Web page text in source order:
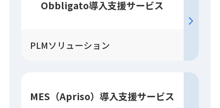
Obbligato導入支援サービス
PLMソリューション
MES（Apriso）導入支援サービス